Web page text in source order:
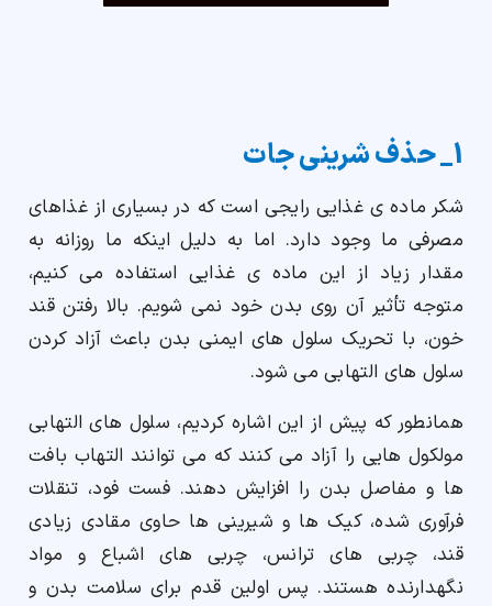
1_ حذف شرینی جات
شکر ماده ی غذایی رایجی است که در بسیاری از غذاهای
مصرفی ما وجود دارد. اما به دلیل اینکه ما روزانه به
مقدار زیاد از این ماده ی غذایی استفاده می کنیم،
متوجه تأثیر آن روی بدن خود نمی شویم. بالا رفتن قند
خون، با تحریک سلول های ایمنی بدن باعث آزاد کردن
سلول های التهابی می شود.
همانطور که پیش از این اشاره کردیم، سلول های التهابی
مولکول هایی را آزاد می کنند که می توانند التهاب بافت
ها و مفاصل بدن را افزایش دهند. فست فود، تنقلات
فرآوری شده، کیک ها و شیرینی ها حاوی مقادی زیادی
قند، چربی های ترانس، چربی های اشباع و مواد
نگهدارنده هستند. پس اولین قدم برای سلامت بدن و